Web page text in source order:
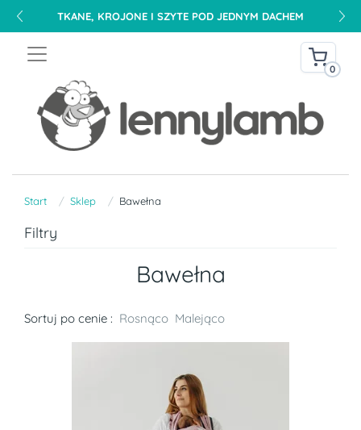
TKANE, KROJONE I SZYTE POD JEDNYM DACHEM
0
Start Sklep Bawełna
Filtry
Bawełna
Sortuj po cenie : Rosnąco Malejąco